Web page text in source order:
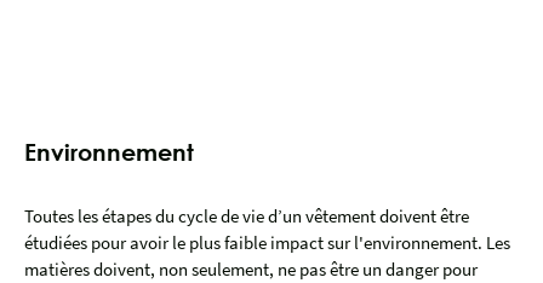
Environnement
Toutes les étapes du cycle de vie d’un vêtement doivent être
étudiées pour avoir le plus faible impact sur l'environnement. Les
matières doivent, non seulement, ne pas être un danger pour